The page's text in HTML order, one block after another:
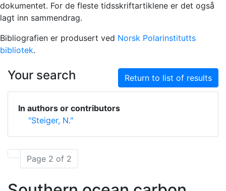
dokumentet. For de fleste tidsskriftartiklene er det også
lagt inn sammendrag.
Bibliografien er produsert ved Norsk Polarinstitutts
bibliotek.
Your search Return to list of results
In authors or contributors
"Steiger, N."
Page 2 of 2